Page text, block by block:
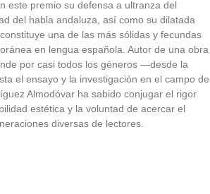
este premio su defensa a ultranza del
del habla andaluza, así como su dilatada
una de las más sólidas y fecundas
en lengua española. Autor de una obra
por casi todos los géneros —desde la
el ensayo y la investigación en el campo de
Almodóvar ha sabido conjugar el rigor
estética y la voluntad de acercar el
diversas de lectores.